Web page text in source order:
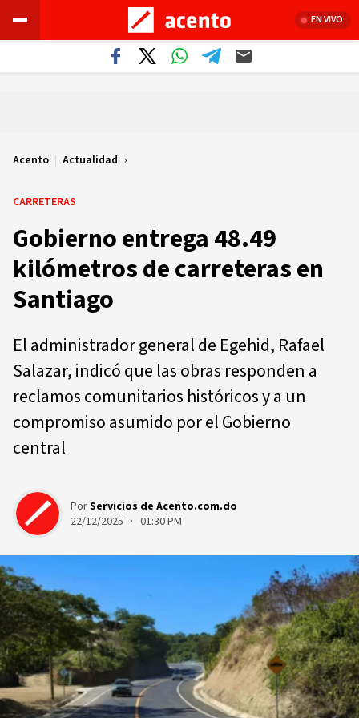
EN VIVO
Acento | Actualidad
CARRETERAS
Gobierno entrega 48.49
kilómetros de carreteras en
Santiago
El administrador general de Egehid, Rafael
Salazar, indicó que las obras responden a
reclamos comunitarios históricos y a un
compromiso asumido por el Gobierno
central
PorServicios de Acento.com.do
22/12/2025 · 01:30 PM